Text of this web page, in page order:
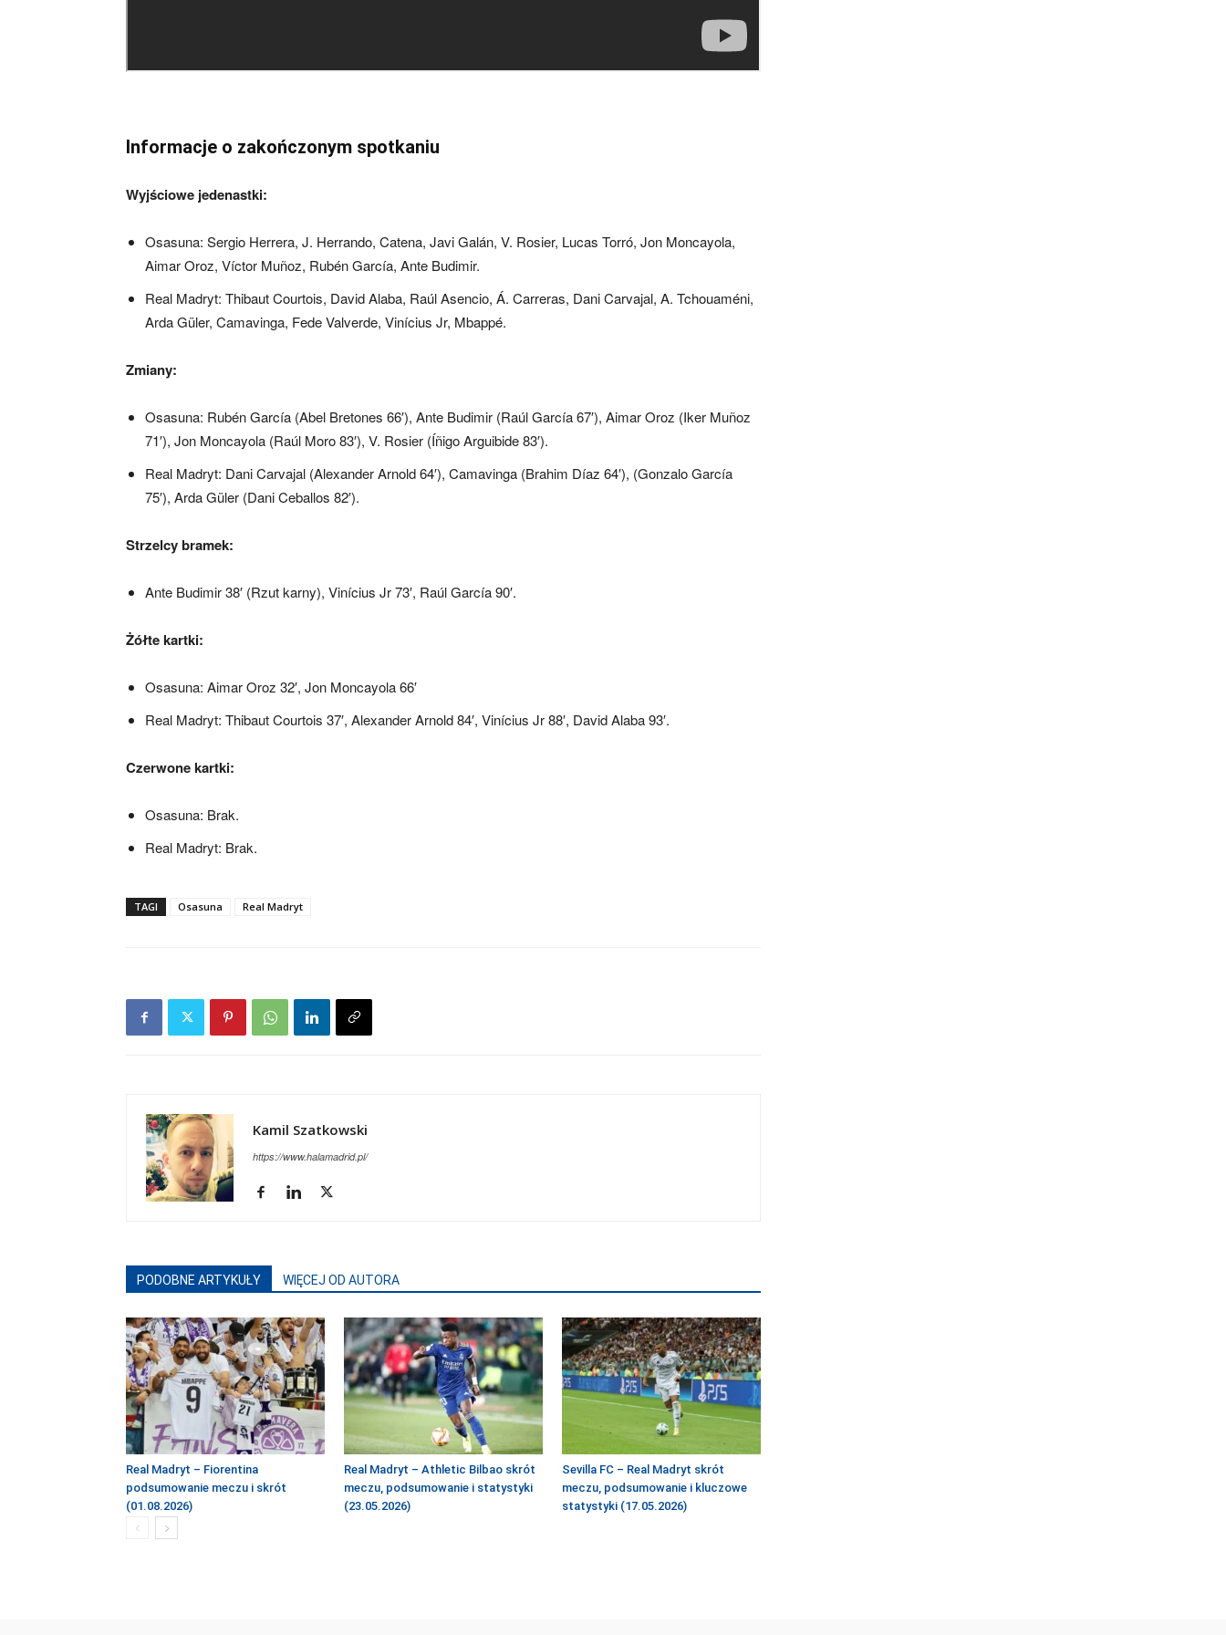
Informacje o zakończonym spotkaniu
Wyjściowe jedenastki:
Osasuna: Sergio Herrera, J. Herrando, Catena, Javi Galán, V. Rosier, Lucas Torró, Jon Moncayola,
Aimar Oroz, Víctor Muñoz, Rubén García, Ante Budimir.
Real Madryt: Thibaut Courtois, David Alaba, Raúl Asencio, Á. Carreras, Dani Carvajal, A. Tchouaméni,
Arda Güler, Camavinga, Fede Valverde, Vinícius Jr, Mbappé.
Zmiany:
Osasuna: Rubén García (Abel Bretones 66′), Ante Budimir (Raúl García 67′), Aimar Oroz (Iker Muñoz
71′), Jon Moncayola (Raúl Moro 83′), V. Rosier (Íñigo Arguibide 83′).
Real Madryt: Dani Carvajal (Alexander Arnold 64′), Camavinga (Brahim Díaz 64′), (Gonzalo García
75′), Arda Güler (Dani Ceballos 82′).
Strzelcy bramek:
Ante Budimir 38′ (Rzut karny), Vinícius Jr 73′, Raúl García 90′.
Żółte kartki:
Osasuna: Aimar Oroz 32′, Jon Moncayola 66′
Real Madryt: Thibaut Courtois 37′, Alexander Arnold 84′, Vinícius Jr 88′, David Alaba 93′.
Czerwone kartki:
Osasuna: Brak.
Real Madryt: Brak.
TAGI Osasuna Real Madryt
Kamil Szatkowski
https://www.halamadrid.pl/
PODOBNE ARTYKUŁY WIĘCEJ OD AUTORA
Real Madryt – Fiorentina
podsumowanie meczu i skrót
(01.08.2026)
Real Madryt – Athletic Bilbao skrót
meczu, podsumowanie i statystyki
(23.05.2026)
Sevilla FC – Real Madryt skrót
meczu, podsumowanie i kluczowe
statystyki (17.05.2026)